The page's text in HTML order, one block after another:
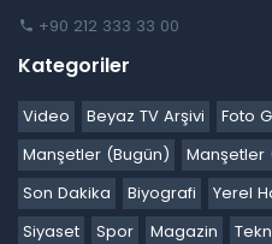
+90 212 333 33 00
Kategoriler
Video Beyaz TV Arşivi Foto
Manşetler (Bugün)
Manşetler
Son Dakika
Biyografi Yerel
Siyaset
Spor Magazin